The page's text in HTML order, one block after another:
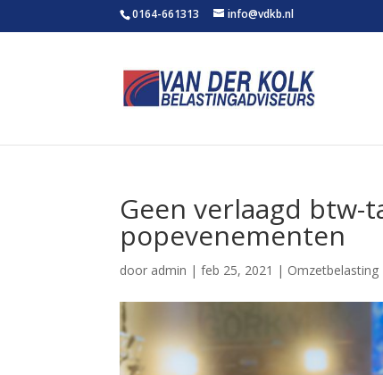
0164-661313 info@vdkb.nl
Geen verlaagd
popevenementen
door admin |feb 25, 2021 | Omzetbelasting